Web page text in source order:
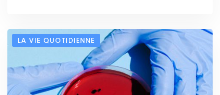
LA VIE QUOTIDIENNE